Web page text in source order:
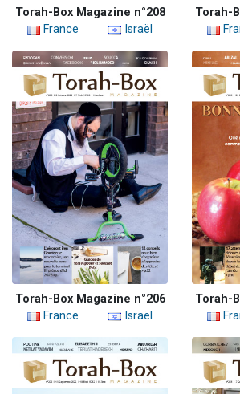
Torah-Box Magazine n°208
France
Israël
Torah-
Torah-Box Magazine n°206
France
Israël
Torah-